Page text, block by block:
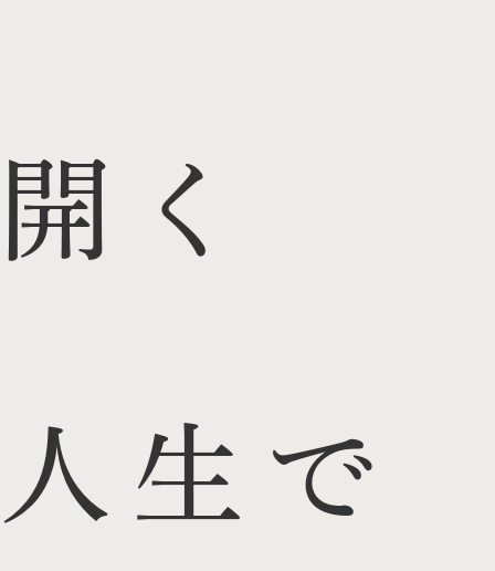
開く
人生で